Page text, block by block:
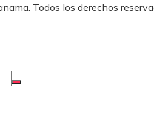
Todos los derechos